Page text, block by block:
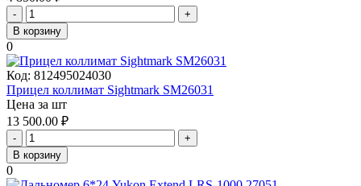
-
+
В корзину
0
Код: 812495024030
Прицел коллимат Sightmark SM26031
Цена за шт
13 500.00 ₽
-
+
В корзину
0